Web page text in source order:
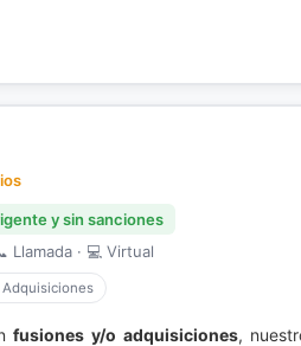
y sin sanciones
Llamada · 💻 Virtual
fusiones y/o adquisiciones,